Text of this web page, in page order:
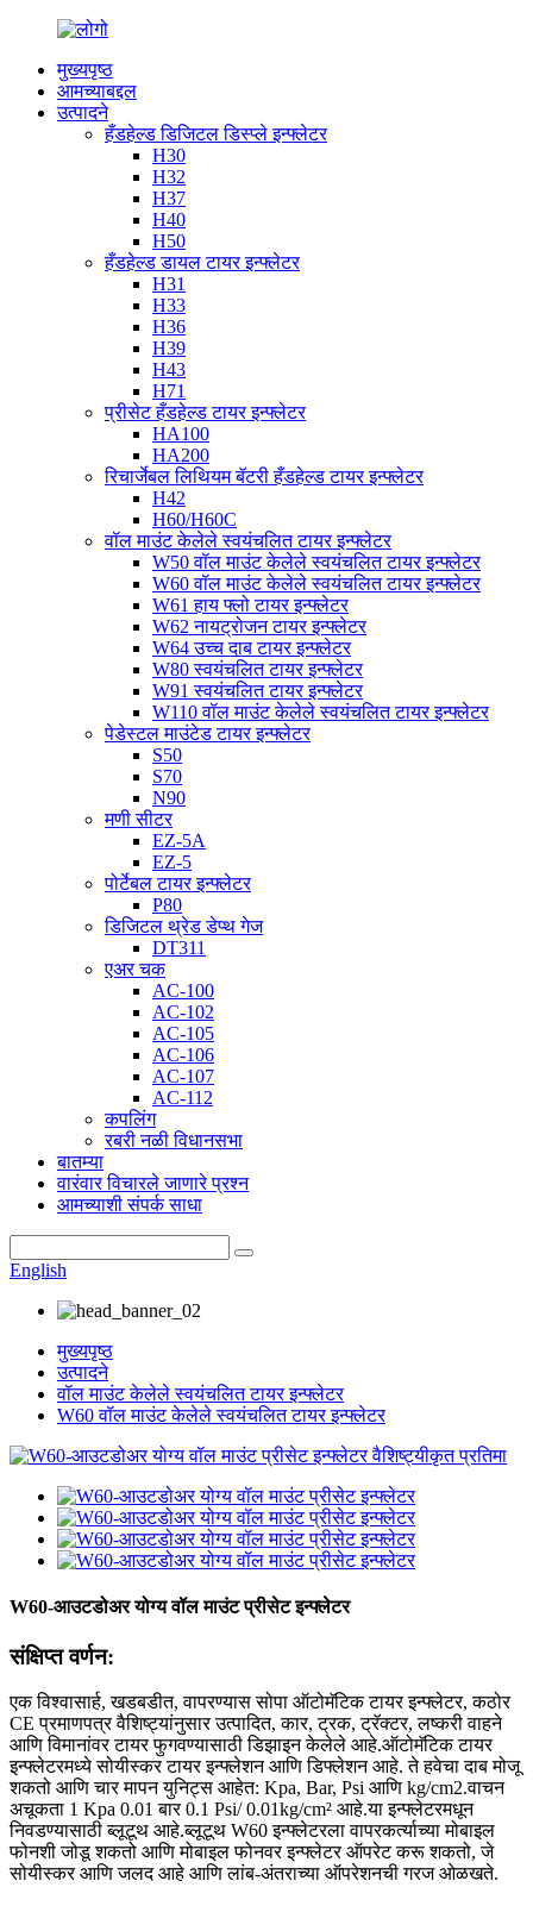
मुख्यपृष्ठ
आमच्याबद्दल
उत्पादने
हँडहेल्ड डिजिटल डिस्प्ले इन्फ्लेटर
H30
H32
H37
H40
H50
हँडहेल्ड डायल टायर इन्फ्लेटर
H31
H33
H36
H39
H43
H71
प्रीसेट हँडहेल्ड टायर इन्फ्लेटर
HA100
HA200
रिचार्जेबल लिथियम बॅटरी हँडहेल्ड टायर इन्फ्लेटर
H42
H60/H60C
वॉल माउंट केलेले स्वयंचलित टायर इन्फ्लेटर
W50 वॉल माउंट केलेले स्वयंचलित टायर इन्फ्लेटर
W60 वॉल माउंट केलेले स्वयंचलित टायर इन्फ्लेटर
W61 हाय फ्लो टायर इन्फ्लेटर
W62 नायट्रोजन टायर इन्फ्लेटर
W64 उच्च दाब टायर इन्फ्लेटर
W80 स्वयंचलित टायर इन्फ्लेटर
W91 स्वयंचलित टायर इन्फ्लेटर
W110 वॉल माउंट केलेले स्वयंचलित टायर इन्फ्लेटर
पेडेस्टल माउंटेड टायर इन्फ्लेटर
S50
S70
N90
मणी सीटर
EZ-5A
EZ-5
पोर्टेबल टायर इन्फ्लेटर
P80
डिजिटल थ्रेड डेप्थ गेज
DT311
एअर चक
AC-100
AC-102
AC-105
AC-106
AC-107
AC-112
कपलिंग
रबरी नळी विधानसभा
बातम्या
वारंवार विचारले जाणारे प्रश्न
आमच्याशी संपर्क साधा
English
मुख्यपृष्ठ
उत्पादने
वॉल माउंट केलेले स्वयंचलित टायर इन्फ्लेटर
W60 वॉल माउंट केलेले स्वयंचलित टायर इन्फ्लेटर
W60-आउटडोअर योग्य वॉल माउंट प्रीसेट इन्फ्लेटर
संक्षिप्त वर्णन:
एक विश्वासार्ह, खडबडीत, वापरण्यास सोपा ऑटोमॅटिक टायर इन्फ्लेटर, कठोर
CE प्रमाणपत्र वैशिष्ट्यांनुसार उत्पादित, कार, ट्रक, ट्रॅक्टर, लष्करी वाहने
आणि विमानांवर टायर फुगवण्यासाठी डिझाइन केलेले आहे.ऑटोमॅटिक टायर
इन्फ्लेटरमध्ये सोयीस्कर टायर इन्फ्लेशन आणि डिफ्लेशन आहे. ते हवेचा दाब मोजू
शकतो आणि चार मापन युनिट्स आहेत: Kpa, Bar, Psi आणि kg/cm2.वाचन
अचूकता 1 Kpa 0.01 बार 0.1 Psi/ 0.01kg/cm² आहे.या इन्फ्लेटरमधून
निवडण्यासाठी ब्लूटूथ आहे.ब्लूटूथ W60 इन्फ्लेटरला वापरकर्त्याच्या मोबाइल
फोनशी जोडू शकतो आणि मोबाइल फोनवर इन्फ्लेटर ऑपरेट करू शकतो, जे
सोयीस्कर आणि जलद आहे आणि लांब-अंतराच्या ऑपरेशनची गरज ओळखते.